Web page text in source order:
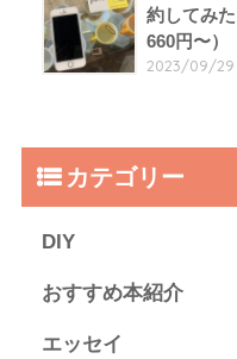
約してみ
660円〜）
2023/09/29
カテゴリー
DIY
おすすめ本紹介
エッセイ